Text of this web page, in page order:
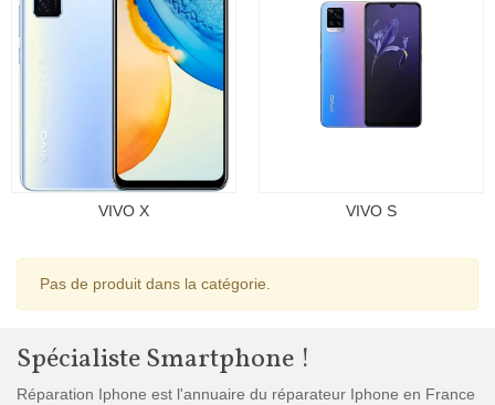
VIVO X VIVO S
Pas de produit dans la catégorie.
Spécialiste Smartphone !
Réparation Iphone est l'annuaire du réparateur Iphone en France